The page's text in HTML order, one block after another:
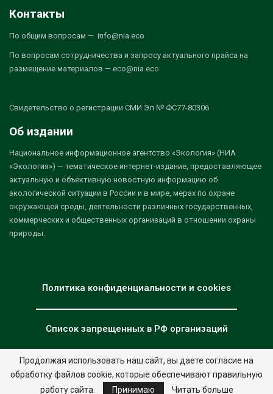
Контакты
По общим вопросам — info@nia.eco
По вопросам сотрудничества и запросу актуального прайса на
размещение материалов — eco@nia.eco
Свидетельство о регистрации СМИ Эл № ФС77-80306
Об издании
Национальное информационное агентство «Экология» (НИА
«Экология») — тематическое интернет-издание, предоставляющее
актуальную и объективную новостную информацию об
экологической ситуации в России и в мире, мерах по охране
окружающей среды, деятельности различных государственных,
коммерческих и общественных организаций в отношении охраны
природы.
Политика конфиденциальности и cookies
Список запрещенных в РФ организаций
© 2026 - НИА "Экология". Все права защищены. Дизайн:nia.eco
Продолжая использовать наш сайт, вы даете согласие на
обработку файлов cookie, которые обеспечивают правильную
работу сайта.
Принимаю Читать больше